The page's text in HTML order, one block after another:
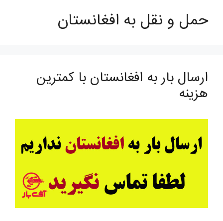
حمل و نقل به افغانستان
ارسال بار به افغانستان با کمترین
هزینه